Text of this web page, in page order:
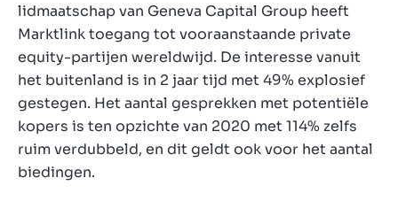
lidmaatschap van Geneva Capital Group heeft
Marktlink toegang tot vooraanstaande private
equity-partijen wereldwijd. De interesse vanuit
het buitenland is in 2 jaar tijd met 49% explosief
gestegen. Het aantal gesprekken met potentiële
kopers is ten opzichte van 2020 met 114% zelfs
ruim verdubbeld, en dit geldt ook voor het aantal
biedingen.